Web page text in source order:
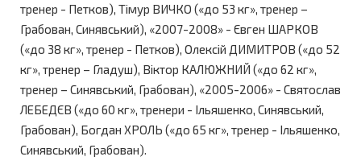
тренер - Петков), Тімур ВИЧКО («до 53 кг», тренер –
Грабован, Синявський), «2007-2008» - Євген ШАРКОВ
(«до 38 кг», тренер - Петков), Олексій ДИМИТРОВ («до 52
кг», тренер – Гладуш), Віктор КАЛЮЖНИЙ («до 62 кг»,
тренер – Синявський, Грабован), «2005-2006» - Святослав
ЛЕБЕДЄВ («до 60 кг», тренери - Ільяшенко, Синявський,
Грабован), Богдан ХРОЛЬ («до 65 кг», тренер - Ільяшенко,
Синявський, Грабован).